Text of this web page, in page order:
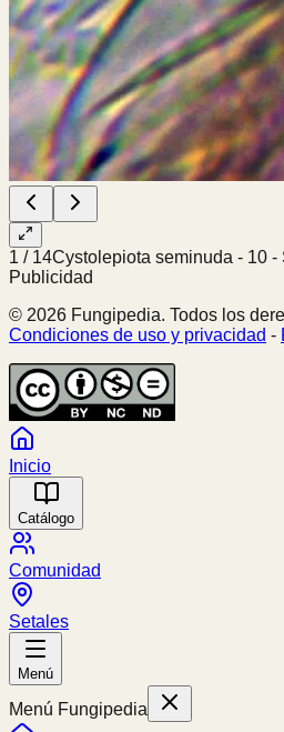
1 / 14Cystolepiota seminuda - 10 -
Publicidad
© 2026 Fungipedia. Todos los
Condiciones de uso y privacidad -
Inicio
Catálogo
Comunidad
Setales
Menú
Menú Fungipedia